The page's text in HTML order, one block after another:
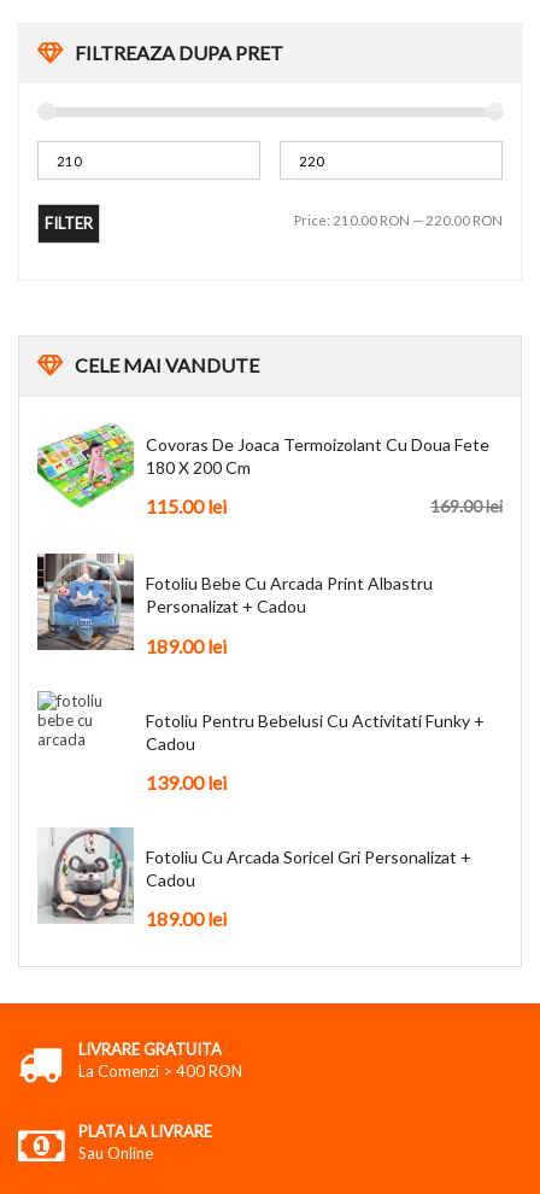
FILTREAZA DUPA PRET
FILTER Price: 210.00 RON — 220.00 RON
CELEMAI VANDUTE
Covoras De Joaca Termoizolant Cu Doua Fete
180 X 200 Cm
169.00 lei
115.00 lei
Fotoliu Bebe Cu Arcada Print Albastru
Personalizat + Cadou
189.00 lei
Fotoliu Pentru Bebelusi Cu Activitati Funky +
Cadou
139.00 lei
Fotoliu Cu Arcada Soricel Gri Personalizat +
Cadou
189.00 lei
LIVRARE GRATUITA
La Comenzi > 400 RON
PLATA LA LIVRARE
Sau Online